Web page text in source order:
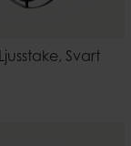
Ljusstake, Svart